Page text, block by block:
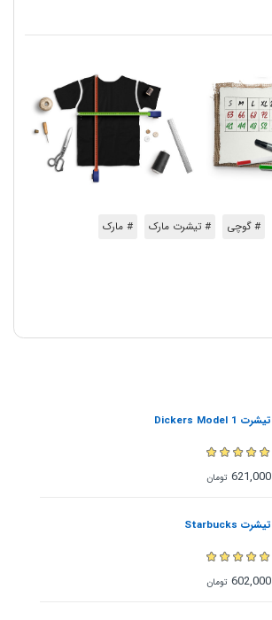
# گوچی # تیشرت مارک # مارک
تیشرت Dickers Model 1
621,000 تومان
تیشرت Starbucks
602,000 تومان